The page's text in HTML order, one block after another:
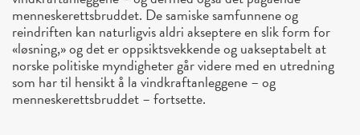
menneskerettsbruddet. De samiske samfunnene og
reindriften kan naturligvis aldri akseptere en slik form for
«løsning,» og det er oppsiktsvekkende og uakseptabelt at
norske politiske myndigheter går videre med en utredning
som har til hensikt å la vindkraftanleggene – og
menneskerettsbruddet – fortsette.